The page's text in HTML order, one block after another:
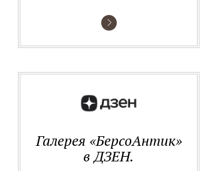
Галерея «БерсоАнтик»
в ДЗЕН.